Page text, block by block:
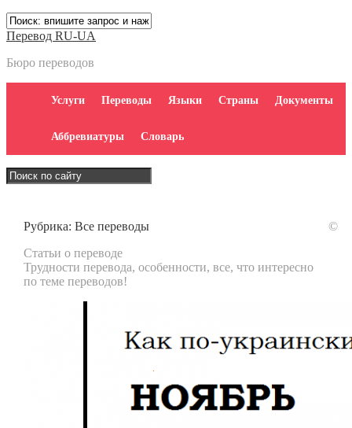
Перевод RU-UA
Бюро переводов
Услуги Переводы Языки Страны Документы
Аббревиатуры Словарь
Рубрика: Все переводы
Статьи о переводе
Трудности перевода, особенности, все, что интересно
по теме переводов!
©